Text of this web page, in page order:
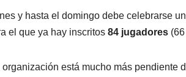
y hasta el domingo debe celebrarse
el que ya hay inscritos 84 jugadores
está mucho más pendiente